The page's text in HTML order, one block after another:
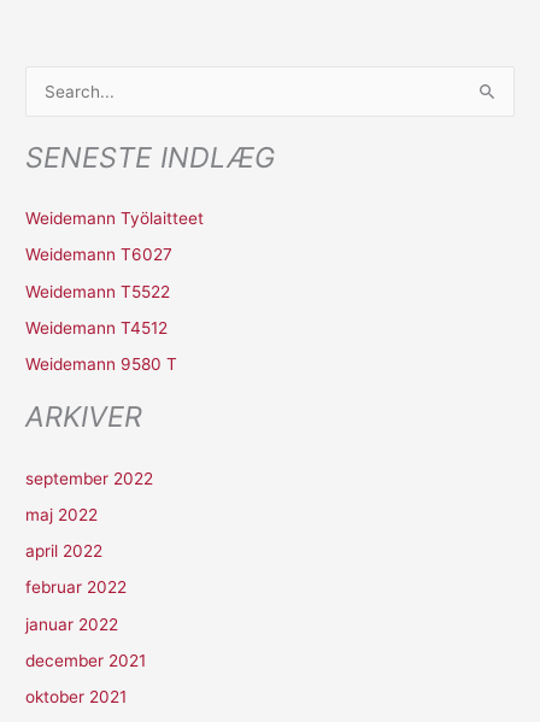
g
f
t
e
r
:
SENESTE INDLÆG
Weidemann Työlaitteet
Weidemann T6027
Weidemann T5522
Weidemann T4512
Weidemann 9580 T
ARKIVER
september 2022
maj 2022
april 2022
februar 2022
januar 2022
december 2021
oktober 2021